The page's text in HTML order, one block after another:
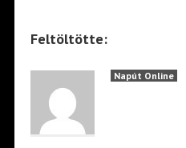
Feltöltötte:
Napút Online